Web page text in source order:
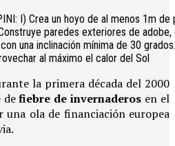
I) Crea un hoyo de al menos 1m
paredes exteriores de adobe,
una inclinación mínima de 30
al máximo el calor del Sol
la primera década del 2000
defiebre de invernaderos en el
ola de financiación europea